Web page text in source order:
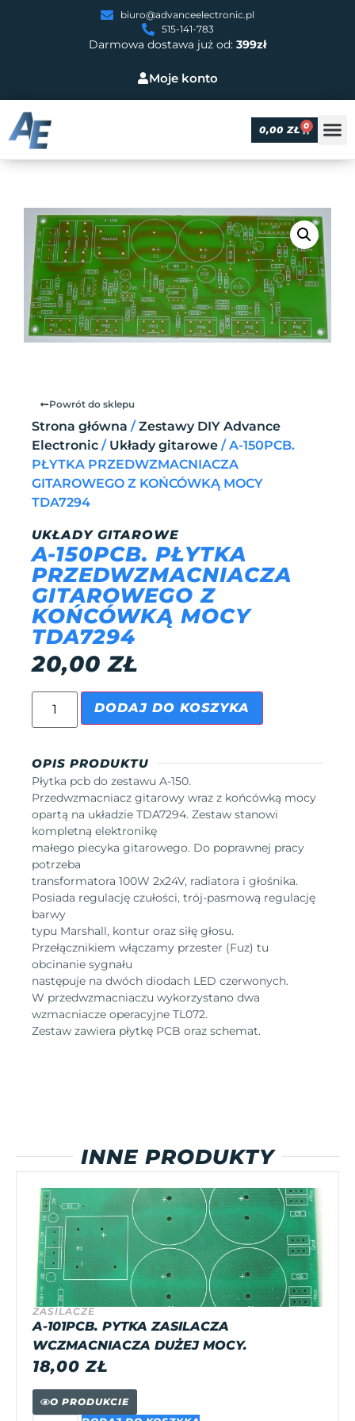
Moje konto
Darmowa dostawa już od: 399zł
biuro@advanceelectronic.pl
515-141-783
0,00 ZŁ 0
Powrót do sklepu
Strona główna /Zestawy DIY Advance
Electronic / Układy gitarowe / A-150PCB.
PŁYTKA PRZEDWZMACNIACZA
GITAROWEGO Z KOŃCÓWKĄ MOCY
TDA7294
UKŁADY GITAROWE
A-150PCB. PŁYTKA
PRZEDWZMACNIACZA
GITAROWEGO Z
KOŃCÓWKĄ MOCY
TDA7294
20,00ZŁ
DODAJ DO KOSZYKA
OPIS PRODUKTU
Płytka pcb do zestawu A-150.
Przedwzmacniacz gitarowy wraz z końcówką mocy
opartą na układzie TDA7294. Zestaw stanowi
kompletną elektronikę
małego piecyka gitarowego. Do poprawnej pracy
potrzeba
transformatora 100W 2x24V, radiatora i głośnika.
Posiada regulację czułości, trój-pasmową regulację
barwy
typu Marshall, kontur oraz siłę głosu.
Przełącznikiem włączamy przester (Fuz) tu
obcinanie sygnału
następuje na dwóch diodach LED czerwonych.
W przedwzmacniaczu wykorzystano dwa
wzmacniacze operacyjne TL072.
Zestaw zawiera płytkę PCB oraz schemat.
INNE PRODUKTY
ZASILACZE
A-101PCB. PYTKA ZASILACZA
WCZMACNIACZA DUŻEJ MOCY.
18,00ZŁ
O PRODUKCIE